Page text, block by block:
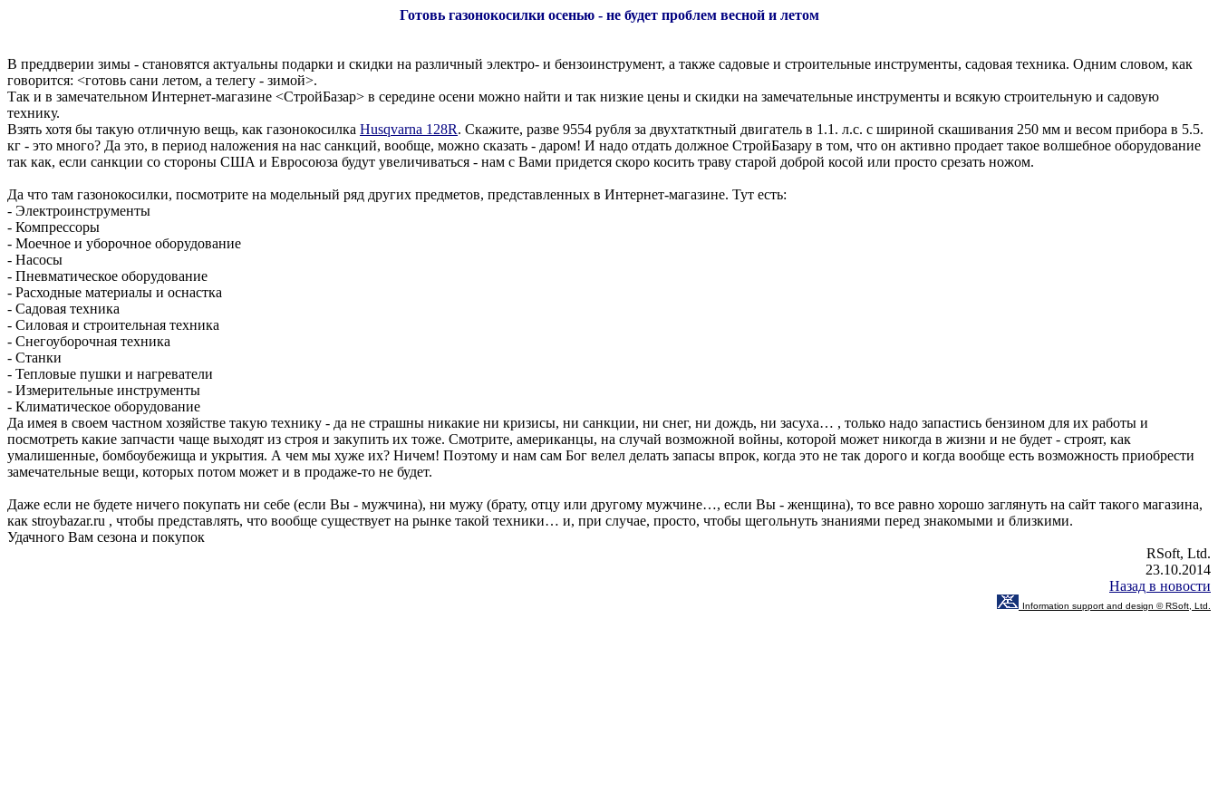
Готовь газонокосилки осенью - не будет проблем весной и летом
В преддверии зимы - становятся актуальны подарки и скидки на различный электро- и бензоинструмент, а также садовые и строительные инструменты, садовая техника. Одним словом, как
говорится: <готовь сани летом, а телегу - зимой>.
Так и в замечательном Интернет-магазине <СтройБазар> в середине осени можно найти и так низкие цены и скидки на замечательные инструменты и всякую строительную и садовую
технику.
Взять хотя бы такую отличную вещь, как газонокосилка Husqvarna 128R. Скажите, разве 9554 рубля за двухтатктный двигатель в 1.1. л.с. с шириной скашивания 250 мм и весом прибора в 5.5.
кг - это много? Да это, в период наложения на нас санкций, вообще, можно сказать - даром! И надо отдать должное СтройБазару в том, что он активно продает такое волшебное оборудование
так как, если санкции со стороны США и Евросоюза будут увеличиваться - нам с Вами придется скоро косить траву старой доброй косой или просто срезать ножом.
Да что там газонокосилки, посмотрите на модельный ряд других предметов, представленных в Интернет-магазине. Тут есть:
- Электроинструменты
- Компрессоры
- Моечное и уборочное оборудование
- Насосы
- Пневматическое оборудование
- Расходные материалы и оснастка
- Садовая техника
- Силовая и строительная техника
- Снегоуборочная техника
- Станки
- Тепловые пушки и нагреватели
- Измерительные инструменты
- Климатическое оборудование
Да имея в своем частном хозяйстве такую технику - да не страшны никакие ни кризисы, ни санкции, ни снег, ни дождь, ни засуха… , только надо запастись бензином для их работы и
посмотреть какие запчасти чаще выходят из строя и закупить их тоже. Смотрите, американцы, на случай возможной войны, которой может никогда в жизни и не будет - строят, как
умалишенные, бомбоубежища и укрытия. А чем мы хуже их? Ничем! Поэтому и нам сам Бог велел делать запасы впрок, когда это не так дорого и когда вообще есть возможность приобрести
замечательные вещи, которых потом может и в продаже-то не будет.
Даже если не будете ничего покупать ни себе (если Вы - мужчина), ни мужу (брату, отцу или другому мужчине…, если Вы - женщина), то все равно хорошо заглянуть на сайт такого магазина,
как stroybazar.ru , чтобы представлять, что вообще существует на рынке такой техники… и, при случае, просто, чтобы щегольнуть знаниями перед знакомыми и близкими.
Удачного Вам сезона и покупок
RSoft, Ltd.
23.10.2014
Назад в новости
Information support and design © RSoft, Ltd.